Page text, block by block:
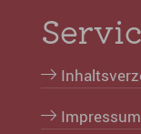
Impressum